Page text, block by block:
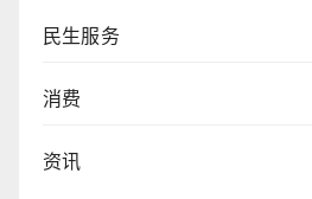
民生服务
消费
资讯